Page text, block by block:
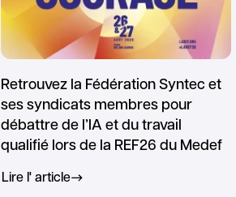
Retrouvez la Fédération Syntec et
ses syndicats membres pour
débattre de l’IA et du travail
qualifié lors de la REF26 du Medef
Lire l' article